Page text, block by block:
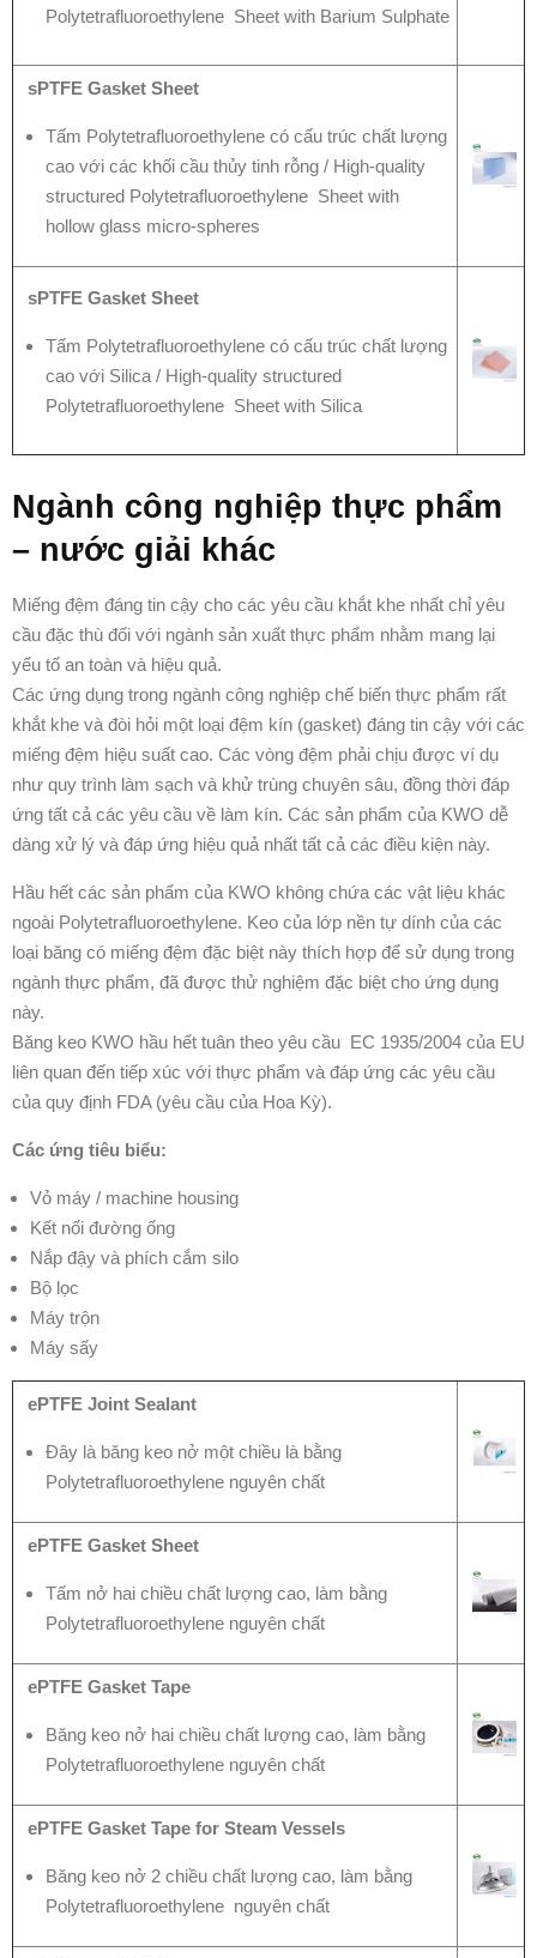
Polytetrafluoroethylene Sheet with Barium Sulphate
sPTFE Gasket Sheet
Tấm Polytetrafluoroethylene có cấu trúc chất lượng
cao với các khối cầu thủy tinh rỗng / High-quality
structured Polytetrafluoroethylene Sheet with
hollow glass micro-spheres
sPTFE Gasket Sheet
Tấm Polytetrafluoroethylene có cấu trúc chất lượng
cao với Silica / High-quality structured
Polytetrafluoroethylene Sheet with Silica
Ngành công nghiệp thực phẩm
– nước giải khác
Miếng đệm đáng tin cậy cho các yêu cầu khắt khe nhất chỉ yêu
cầu đặc thù đối với ngành sản xuất thực phẩm nhằm mang lại
yếu tố an toàn và hiệu quả.
Các ứng dụng trong ngành công nghiệp chế biến thực phẩm rất
khắt khe và đòi hỏi một loại đệm kín (gasket) đáng tin cậy với các
miếng đệm hiệu suất cao. Các vòng đệm phải chịu được ví dụ
như quy trình làm sạch và khử trùng chuyên sâu, đồng thời đáp
ứng tất cả các yêu cầu về làm kín. Các sản phẩm của KWO dễ
dàng xử lý và đáp ứng hiệu quả nhất tất cả các điều kiện này.
Hầu hết các sản phẩm của KWO không chứa các vật liệu khác
ngoài Polytetrafluoroethylene. Keo của lớp nền tự dính của các
loại băng có miếng đệm đặc biệt này thích hợp để sử dụng trong
ngành thực phẩm, đã được thử nghiệm đặc biệt cho ứng dụng
này.
Băng keo KWO hầu hết tuân theo yêu cầu EC 1935/2004 của EU
liên quan đến tiếp xúc với thực phẩm và đáp ứng các yêu cầu
của quy định FDA (yêu cầu của Hoa Kỳ).
Các ứng tiêu biểu:
Vỏ máy / machine housing
Kết nối đường ống
Nắp đậy và phích cắm silo
Bộ lọc
Máy trộn
Máy sấy
ePTFE Joint Sealant
Đây là băng keo nở một chiều là bằng
Polytetrafluoroethylene nguyên chất
ePTFE Gasket Sheet
Tấm nở hai chiều chất lượng cao, làm bằng
Polytetrafluoroethylene nguyên chất
ePTFE Gasket Tape
Băng keo nở hai chiều chất lượng cao, làm bằng
Polytetrafluoroethylene nguyên chất
ePTFE Gasket Tape for Steam Vessels
Băng keo nở 2 chiều chất lượng cao, làm bằng
Polytetrafluoroethylene nguyên chất